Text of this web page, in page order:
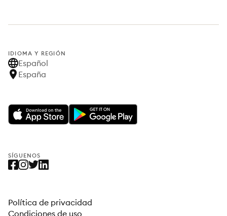
IDIOMA Y REGIÓN
Español
España
SÍGUENOS
Política de privacidad
Condiciones de uso